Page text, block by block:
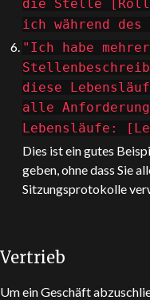
die Stelle
ich während
"Ich habe
diese
alle
Lebensläufe:
Dies ist ein gutes
geben, ohne dass Sie
Sitzungsprotokolle
Vertrieb
Um ein Geschäft